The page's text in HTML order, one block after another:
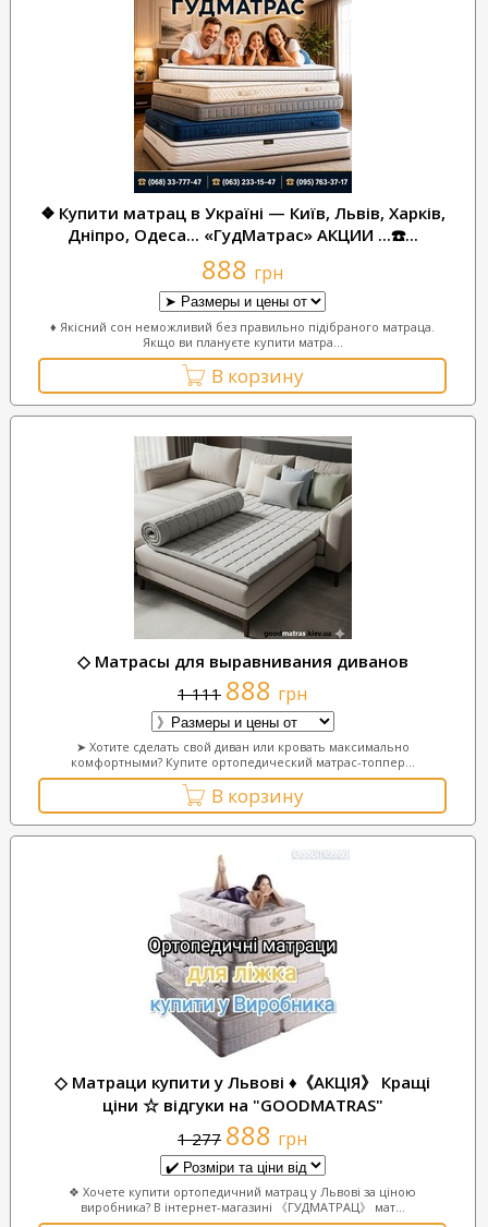
❖ Купити матрац в Україні — Київ, Львів, Харків,
Дніпро, Одеса... «ГудМатрас» АКЦИИ ...☎️...
888 грн
♦ Якісний сон неможливий без правильно підібраного матраца.
Якщо ви плануєте купити матра...
В корзину
◇ Матрасы для выравнивания диванов
1 111 888 грн
➤ Хотите сделать свой диван или кровать максимально
комфортными? Купите ортопедический матрас-топпер...
В корзину
◇ Матраци купити у Львові ♦《АКЦІЯ》 Кращі
ціни ☆ відгуки на "GOODMATRAS"
1 277 888 грн
❖ Хочете купити ортопедичний матрац у Львові за ціною
виробника? В інтернет-магазині 《ГУДМАТРАЦ》 мат...